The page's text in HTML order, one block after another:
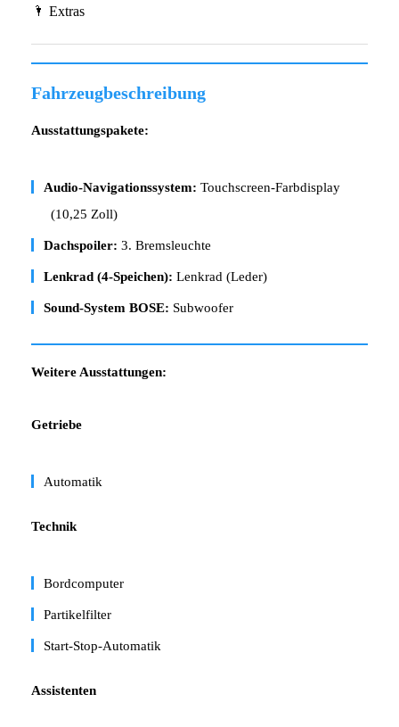
Extras
Fahrzeugbeschreibung
Ausstattungspakete:
Audio-Navigationssystem: Touchscreen-Farbdisplay
(10,25 Zoll)
Dachspoiler: 3. Bremsleuchte
Lenkrad (4-Speichen): Lenkrad (Leder)
Sound-System BOSE: Subwoofer
Weitere Ausstattungen:
Getriebe
Automatik
Technik
Bordcomputer
Partikelfilter
Start-Stop-Automatik
Assistenten